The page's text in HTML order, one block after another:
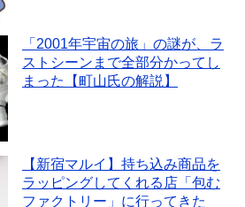
「2001年宇宙の旅」の謎が、ラ
ストシーンまで全部分かってし
まった【町山氏の解説】
【新宿マルイ】持ち込み商品を
ラッピングしてくれる店「包む
ファクトリー」に行ってきた